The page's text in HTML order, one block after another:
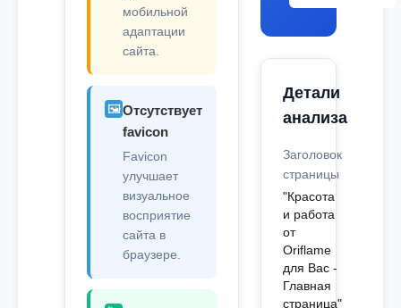
мобильной
адаптации
сайта.
🖼️Отсутствует
favicon
Favicon
улучшает
визуальное
восприятие
сайта в
браузере.
Детали
анализа
Заголовок
страницы
"Красота
и работа
от
Oriflame
для Вас -
Главная
страница"